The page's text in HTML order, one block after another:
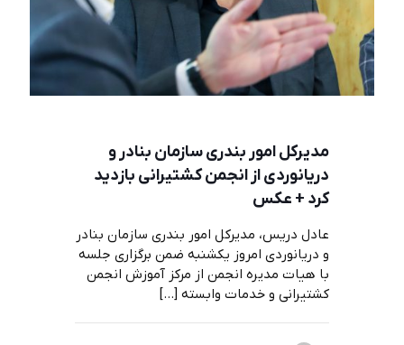
مدیرکل امور بندری سازمان بنادر و
دریانوردی از انجمن کشتیرانی بازدید
کرد + عکس
عادل دریس، مدیرکل امور بندری سازمان بنادر
و دریانوردی امروز یکشنبه ضمن برگزاری جلسه
با هیات مدیره انجمن از مرکز آموزش انجمن
کشتیرانی و خدمات وابسته […]